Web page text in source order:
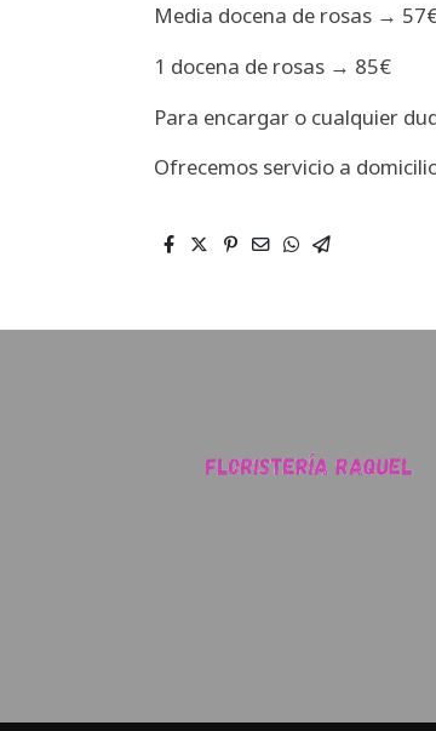
Media docena de rosas →
1 docena de rosas → 85€
Para encargar o cualquier
Ofrecemos servicio a